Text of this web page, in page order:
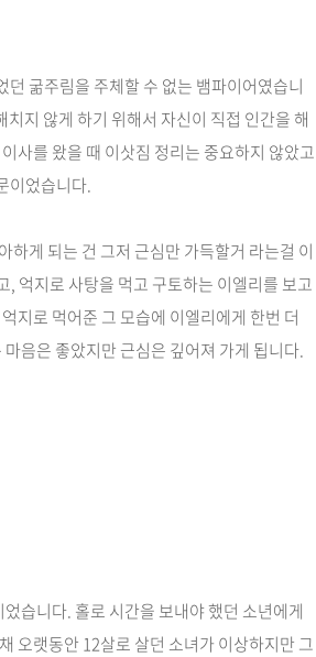
굶주림을 주체할 수 없는 뱀파이어였습니
지 않게 하기 위해서 자신이 직접 인간을 해
사를 왔을 때 이삿짐 정리는 중요하지 않았고
이었습니다.
하게 되는 건 그저 근심만 가득할거 라는걸 이
억지로 사탕을 먹고 구토하는 이엘리를 보고
지로 먹어준 그 모습에 이엘리에게 한번 더
음은 좋았지만 근심은 깊어져 가게 됩니다.
습니다. 홀로 시간을 보내야 했던 소년에게
오랫동안 12살로 살던 소녀가 이상하지만 그